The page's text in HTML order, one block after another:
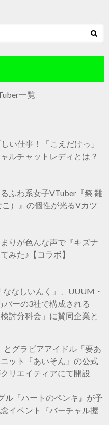
一覧
い仕事！「こえだけっ」
ルチャットレディとは？
ふわ系女子VTuber『祭 雛
）』の個性が光るVカツ
まりが色んな声で『キズナ
みた♪【コラボ】
なしいんく」、UUUM・
バーの3社で構成される
検討分科会」に賛同企業と
とグラビアアイドル「要あ
ット『あいそん』の公式
リエイティアにて開設
ル『ハートのペンキ』が予
イベント『バーチャル握